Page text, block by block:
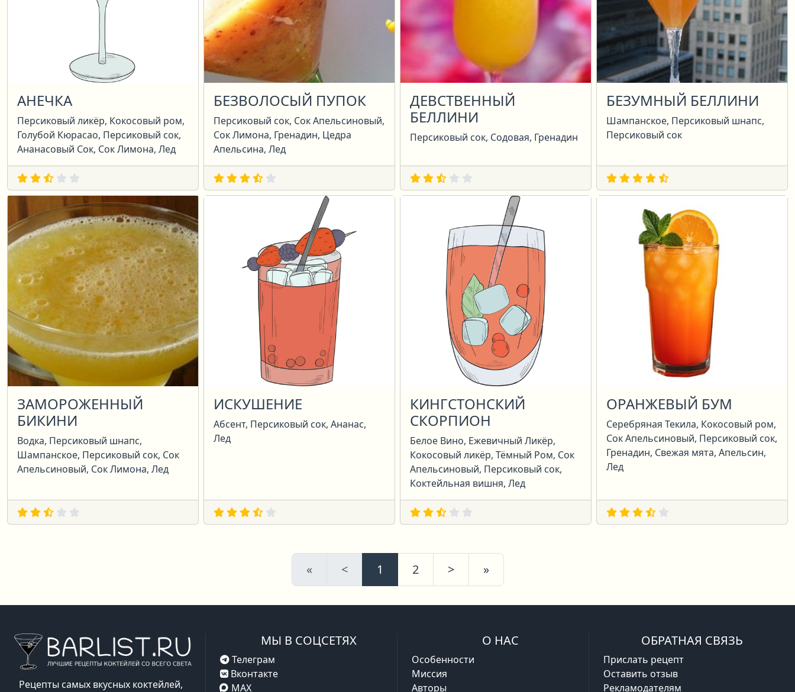
АНЕЧКА
Персиковый ликёр, Кокосовый ром,
Голубой Кюрасао, Персиковый сок,
Ананасовый Сок, Сок Лимона, Лед
БЕЗВОЛОСЫЙ ПУПОК
Персиковый сок, Сок Апельсиновый,
Сок Лимона, Гренадин, Цедра
Апельсина, Лед
ДЕВСТВЕННЫЙ
БЕЛЛИНИ
Персиковый сок, Содовая, Гренадин
БЕЗУМНЫЙ БЕЛЛИНИ
Шампанское, Персиковый шнапс,
Персиковый сок
ЗАМОРОЖЕННЫЙ
БИКИНИ
Водка, Персиковый шнапс,
Шампанское, Персиковый сок, Сок
Апельсиновый, Сок Лимона, Лед
ИСКУШЕНИЕ
Абсент, Персиковый сок, Ананас,
Лед
КИНГСТОНСКИЙ
СКОРПИОН
Белое Вино, Ежевичный Ликёр,
Кокосовый ликёр, Тёмный Ром, Сок
Апельсиновый, Персиковый сок,
Коктейльная вишня, Лед
ОРАНЖЕВЫЙ БУМ
Серебряная Текила, Кокосовый ром,
Сок Апельсиновый, Персиковый сок,
Гренадин, Свежая мята, Апельсин,
Лед
«Первая
<Предыдущая
1 2 >Следующая
»Последняя
Рецепты самых вкусных коктейлей,
МЫ В СОЦСЕТЯХ
Телеграм
Вконтакте
MAX
О НАС
Особенности
Миссия
Авторы
ОБРАТНАЯ СВЯЗЬ
Прислать рецепт
Оставить отзыв
Рекламодателям